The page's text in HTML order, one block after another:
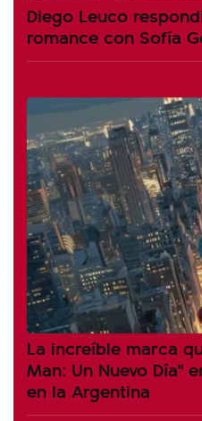
Diego Leuco
romance con Sofía
La increíble marca
Man: Un Nuevo Día"
en la Argentina